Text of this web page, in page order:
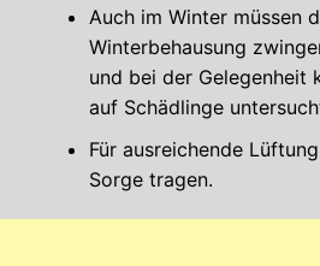
Auch im Winter müssen
Winterbehausung
und bei der Gelegenheit
auf Schädlinge
Für ausreichende
Sorge tragen.